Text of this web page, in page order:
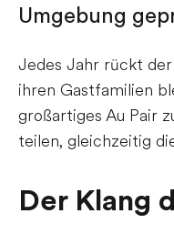
Umgebung
Jedes Jahr rückt
ihren Gastfamilien
großartiges Au Pair
teilen, gleichzeitig
Der Klang